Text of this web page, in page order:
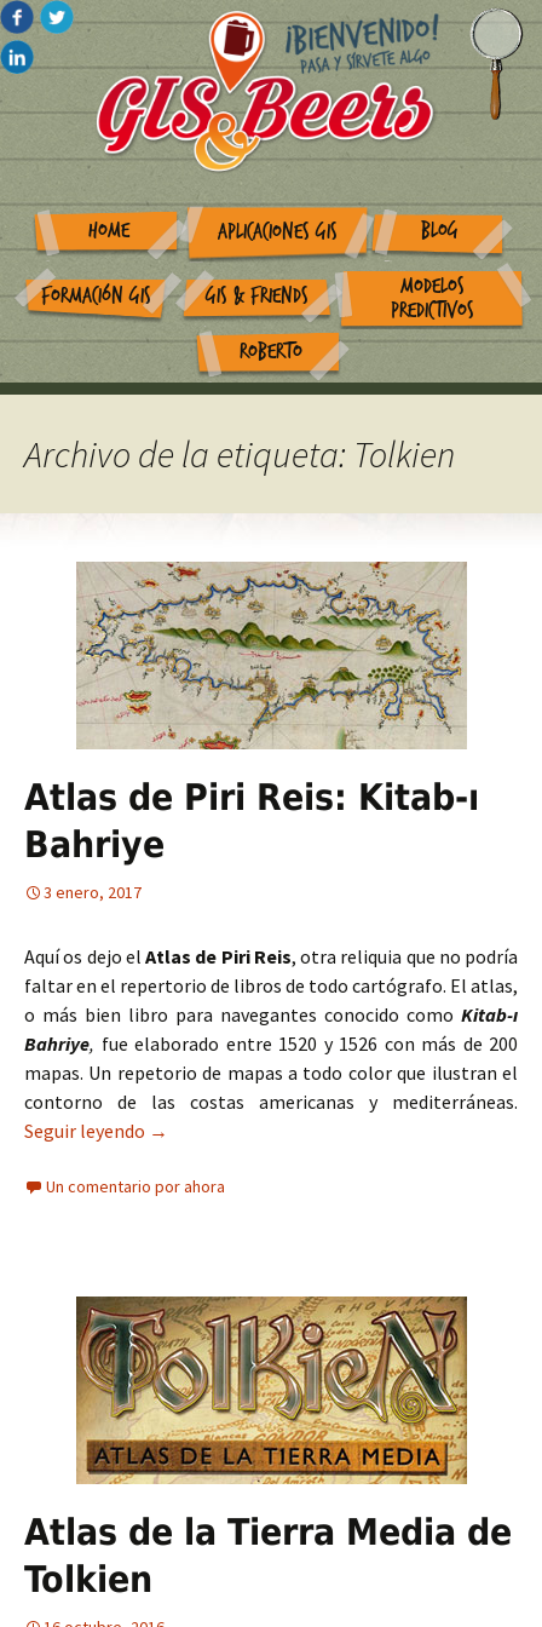
HOME APLICACIONES GIS BLOG
FORMACIÓN GIS GIS & FRIENDS
MODELOS
PREDICTIVOS
ROBERTO
Archivo de la etiqueta: Tolkien
Atlas de Piri Reis: Kitab-ı
Bahriye
3 enero, 2017
Aquí os dejo el Atlas de Piri Reis, otra reliquia que no podría
faltar en el repertorio de libros de todo cartógrafo. El atlas,
o más bien libro para navegantes conocido como Kitab-ı
Bahriye, fue elaborado entre 1520 y 1526 con más de 200
mapas. Un repetorio de mapas a todo color que ilustran el
contorno de las costas americanas y mediterráneas.
Seguir leyendo Atlas de Piri Reis: Kitab-ı Bahriye
→
Un comentario por ahora
Atlas de la Tierra Media de
Tolkien